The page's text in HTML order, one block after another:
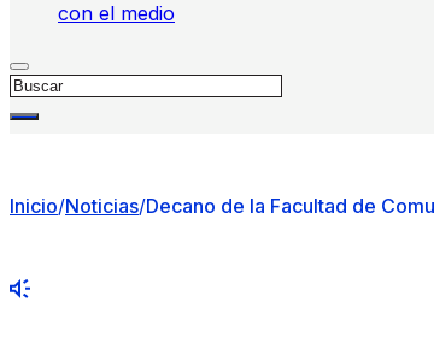
con el medio
Buscar
Inicio/Noticias/Decano de la Facultad de